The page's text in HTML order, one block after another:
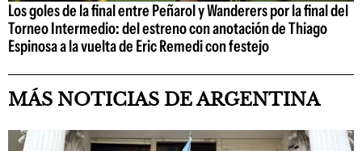
Los goles de la final entre Peñarol y Wanderers por la final del
Torneo Intermedio: del estreno con anotación de Thiago
Espinosa a la vuelta de Eric Remedi con festejo
MÁS NOTICIAS DE ARGENTINA